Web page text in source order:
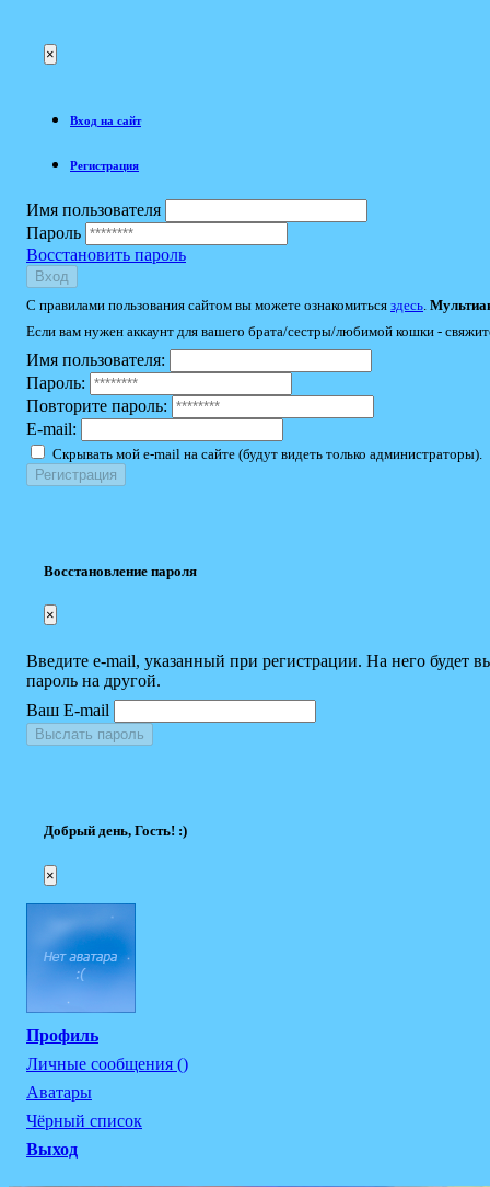
×
Вход на сайт
Регистрация
Имя пользователя
Пароль
Восстановить пароль
Вход
С правилами пользования сайтом вы можете ознакомиться здесь
Если вам нужен аккаунт для вашего брата/сестры/любимой кошки -
Имя пользователя:
Пароль:
Повторите пароль:
E-mail:
Скрывать мой e-mail на сайте (будут видеть только администраторы).
Восстановление пароля
×
Введите e-mail, указанный при регистрации. На него будет
пароль на другой.
Ваш E-mail
Выслать пароль
Добрый день, Гость! :)
×
Профиль
Личные сообщения ()
Аватары
Чёрный список
Выход